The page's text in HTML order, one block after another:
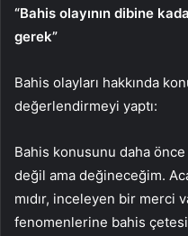
“Bahis olayının dibine
gerek”
Bahis olayları hakkında
değerlendirmeyi yaptı:
Bahis konusunu daha
değil ama değineceğim.
mıdır, inceleyen bir merci
fenomenlerine bahis çetesi